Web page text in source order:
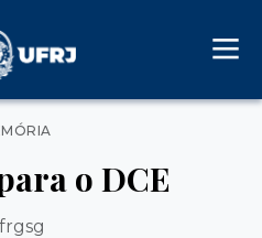
Categorias
o DCE